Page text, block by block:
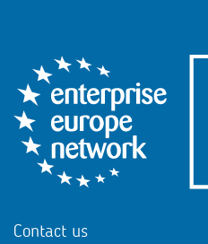
Contact us